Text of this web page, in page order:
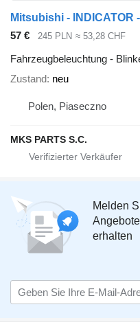
57 € 245 PLN ≈ 53,28 CHF
Fahrzeugbeleuchtung -
Zustand neu
Polen, Piaseczno
MKS PARTS S.C.
Melden
erhalten